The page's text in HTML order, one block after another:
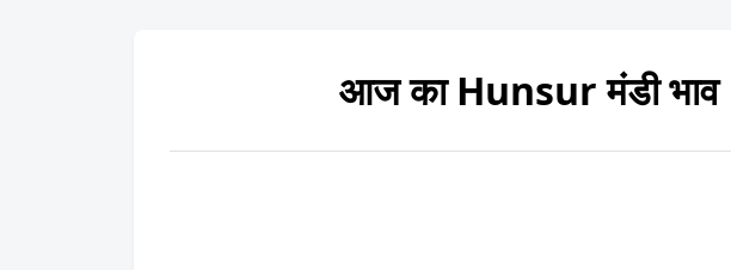
आज का Hunsur मंडी